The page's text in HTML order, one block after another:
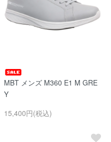
MBT メンズ M360 E1 M GRE
Y
15,400円(税込)